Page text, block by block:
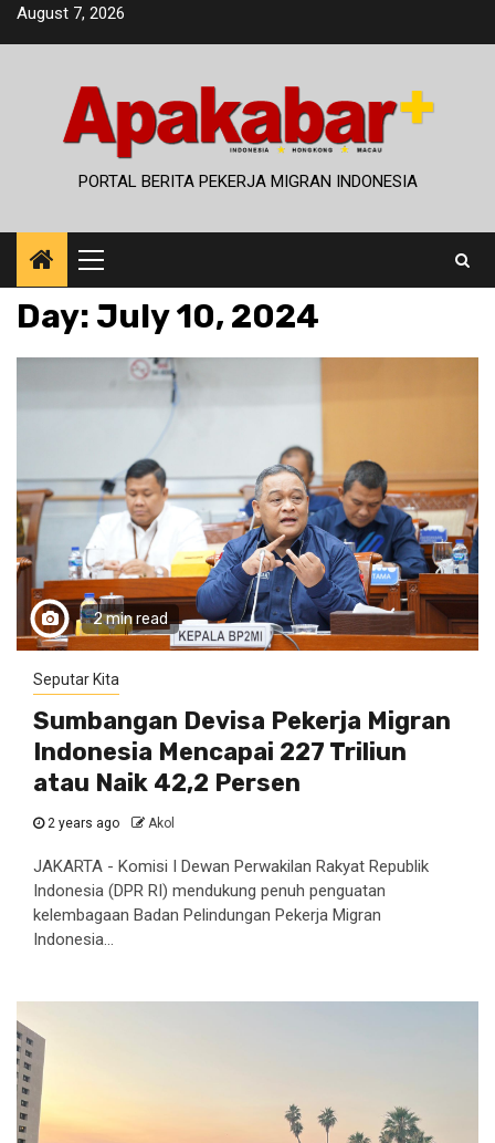
SkipAugust 7, 2026
PORTAL BERITA PEKERJA MIGRAN INDONESIA
Primary
Menu
Day: July 10, 2024
2 min read
Seputar Kita
Sumbangan Devisa Pekerja Migran
Indonesia Mencapai 227 Triliun
atau Naik 42,2 Persen
2 years ago Akol
JAKARTA - Komisi I Dewan Perwakilan Rakyat Republik
Indonesia (DPR RI) mendukung penuh penguatan
kelembagaan Badan Pelindungan Pekerja Migran
Indonesia...